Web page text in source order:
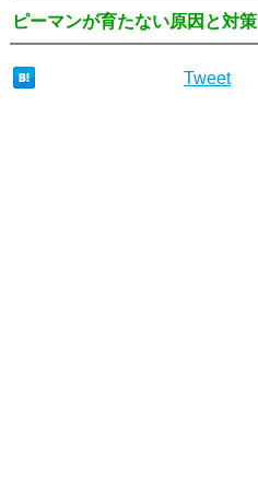
ピーマンが育たない原因と対策
Tweet